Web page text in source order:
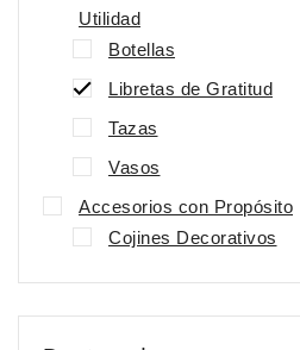
Utilidad
Botellas
Libretas de Gratitud
Tazas
Vasos
Accesorios con Propósito
Cojines Decorativos
Tote Bags